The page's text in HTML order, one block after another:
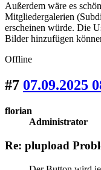
Außerdem wäre es
Mitgliedergalerien
erscheinen würde. Die
Bilder hinzufügen
Offline
#7 07.09.2025
florian
Administrator
Re: plupload